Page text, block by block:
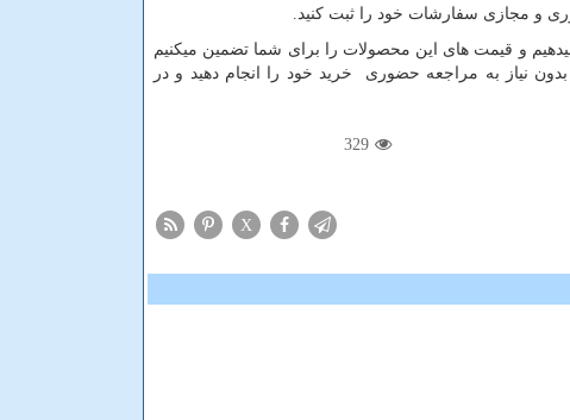
و مجازی سفارشات خود را ثبت کنید.
و قیمت های این محصولات را برای شما تضمین میکنیم
نیاز به مراجعه حضوری خرید خود را انجام دهید و در
329
X